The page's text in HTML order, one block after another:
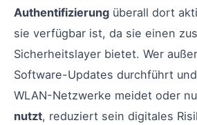
Authentifizierung überall dort
sie verfügbar ist, da sie einen
Sicherheitslayer bietet. Wer
Software-Updates durchführt
WLAN-Netzwerke meidet oder
nutzt, reduziert sein digitales